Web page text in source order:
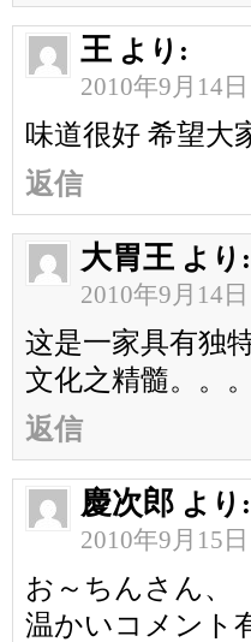
王 より:
2010年9月14
味道很好 希望大
返信
大胃王 より:
2010年9月14
这是一家具有独
文化之精髓。。
返信
慶次郎 より:
2010年9月15
お～ちんさん、
温かいコメント